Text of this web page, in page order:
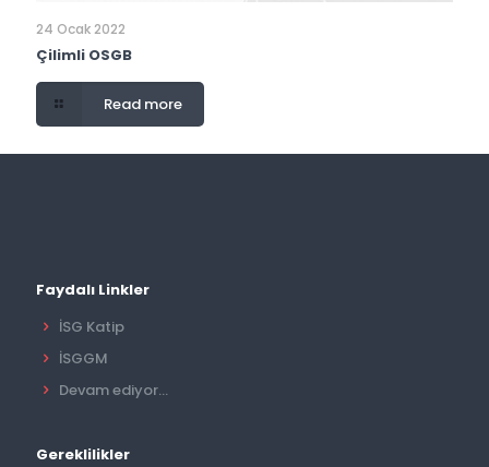
24 Ocak 2022
Çilimli OSGB
Read more
Faydalı Linkler
İSG Katip
İSGGM
Devam ediyor...
Gereklilikler